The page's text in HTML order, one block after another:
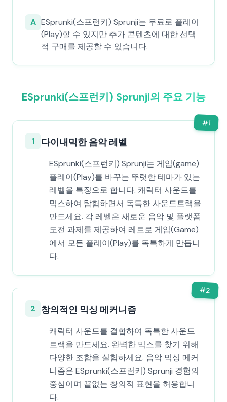
A ESprunki(스프런키) Sprunji는 무료로 플레이
(Play)할 수 있지만 추가 콘텐츠에 대한 선택
적 구매를 제공할 수 있습니다.
ESprunki(스프런키) Sprunji의 주요 기능
#1
1 다이내믹한 음악 레벨
ESprunki(스프런키) Sprunji는 게임(game)
플레이(Play)를 바꾸는 뚜렷한 테마가 있는
레벨을 특징으로 합니다. 캐릭터 사운드를
믹스하여 탐험하면서 독특한 사운드트랙을
만드세요. 각 레벨은 새로운 음악 및 플랫폼
도전 과제를 제공하여 레트로 게임(Game)
에서 모든 플레이(Play)를 독특하게 만듭니
다.
#2
2 창의적인 믹싱 메커니즘
캐릭터 사운드를 결합하여 독특한 사운드
트랙을 만드세요. 완벽한 믹스를 찾기 위해
다양한 조합을 실험하세요. 음악 믹싱 메커
니즘은 ESprunki(스프런키) Sprunji 경험의
중심이며 끝없는 창의적 표현을 허용합니
다.